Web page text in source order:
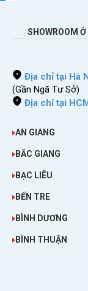
SHOWROOM
Địa chỉ tại Hà
(Gần Ngã Tư Sở)
Địa chỉ tại
AN GIANG
BẮC GIANG
BẠC LIÊU
BẾN TRE
BÌNH DƯƠNG
BÌNH THUẬN